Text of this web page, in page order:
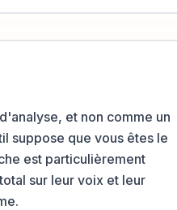
et non comme un
suppose que vous êtes le
est particulièrement
sur leur voix et leur